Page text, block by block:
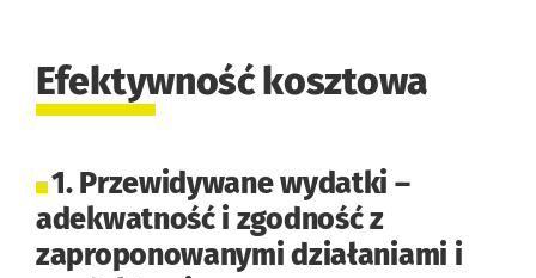
Efektywność kosztowa
1. Przewidywane wydatki –
adekwatność i zgodność z
zaproponowanymi działaniami i